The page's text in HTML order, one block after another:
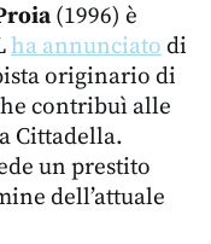
(1996) è
ha annunciato di
originario di
contribuì alle
Cittadella.
un prestito
dell’attuale